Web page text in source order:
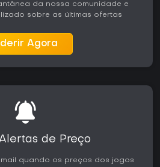
da nossa comunidade e
sobre as últimas ofertas
Agora
de Preço
quando os preços dos jogos